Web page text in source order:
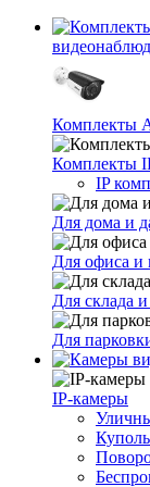
Комплекты
Комплекты
IP
Для дома и
Для офиса и
Для склада
Для
IP-камеры